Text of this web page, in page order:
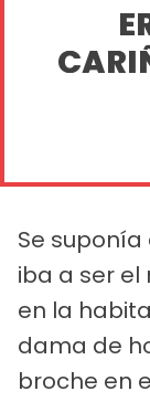
Se
iba a ser el
en la
dama de
broche en